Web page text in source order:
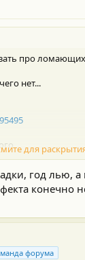
про
нет...
и тяги
для
год лью,
конечно
форума